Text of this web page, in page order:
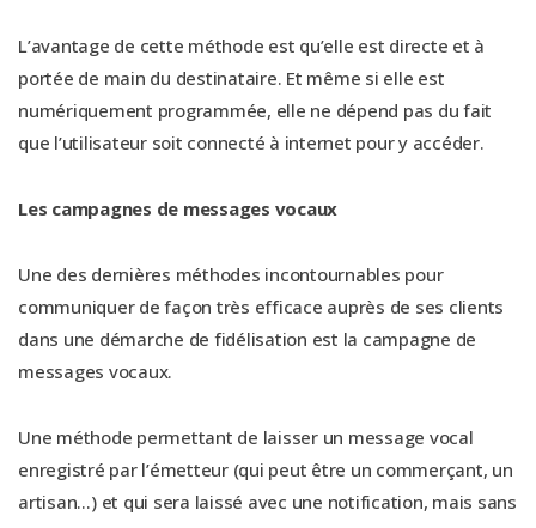
L’avantage de cette méthode est qu’elle est directe et à
portée de main du destinataire. Et même si elle est
numériquement programmée, elle ne dépend pas du fait
que l’utilisateur soit connecté à internet pour y accéder.
Les campagnes de messages vocaux
Une des dernières méthodes incontournables pour
communiquer de façon très efficace auprès de ses clients
dans une démarche de fidélisation est la campagne de
messages vocaux.
Une méthode permettant de laisser un message vocal
enregistré par l’émetteur (qui peut être un commerçant, un
artisan…) et qui sera laissé avec une notification, mais sans